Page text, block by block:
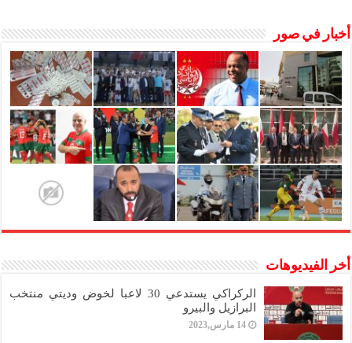
أخبار في صور
أخر الفيديوهات
الركراكي يستدعي 30 لاعبا لخوض وديتي منتخب
البرازيل والبيرو
14 مارس,2023